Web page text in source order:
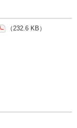
（232.6 KB）